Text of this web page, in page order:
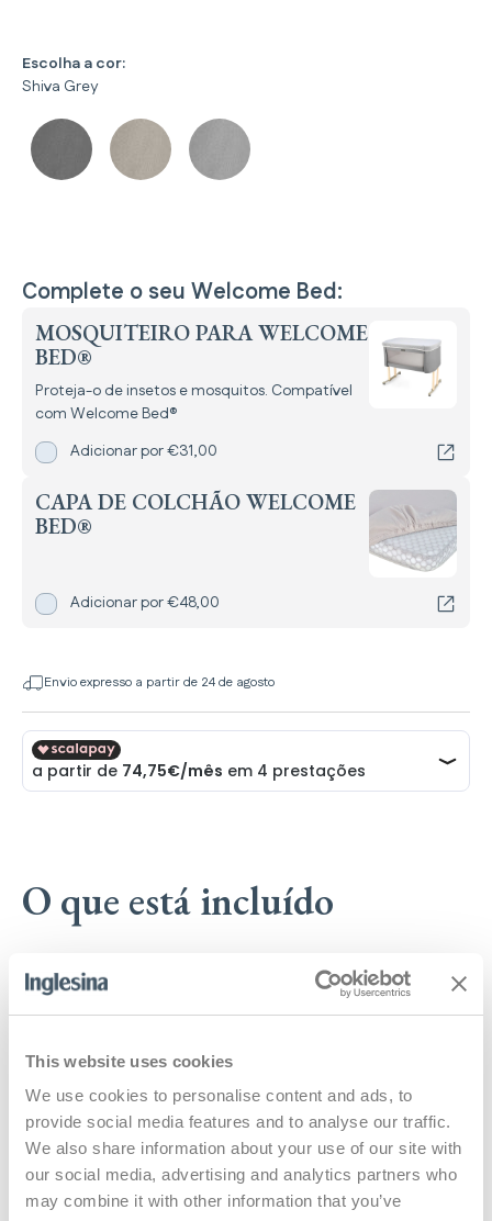
This website uses cookies
We use cookies to personalise content and ads, to
provide social media features and to analyse our traffic.
We also share information about your use of our site with
our social media, advertising and analytics partners who
may combine it with other information that you’ve
Escolha a cor:
Shiva Grey
Complete o seu Welcome Bed:
MOSQUITEIRO PARA WELCOME
BED®
Proteja-o de insetos e mosquitos. Compatível
com Welcome Bed®
AdicionarMosquiteiro para Welcome Bed®
Adicionar por€31,00
CAPA DE COLCHÃO WELCOME
BED®
AdicionarCapa de colchão Welcome Bed®
Adicionar por€48,00
Envio expresso a partir de 24 de agosto
O que está incluído
Berço + 2 conjuntos de pernas
Colchão
Capa de colchão